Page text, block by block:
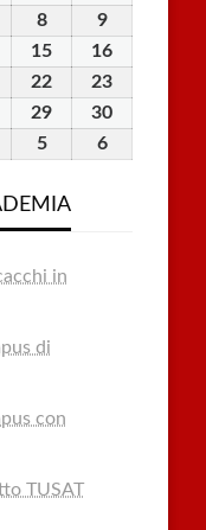
Luglio
2026
Agosto
2026
Agosto
2026
88
Agosto
2026
99
Agosto
2026
Agosto
2026
15
Agosto
2026
16
Agosto
22
Agosto
23
Agosto
29
Agosto
30
55
2026
66
in
di
con
TUSAT